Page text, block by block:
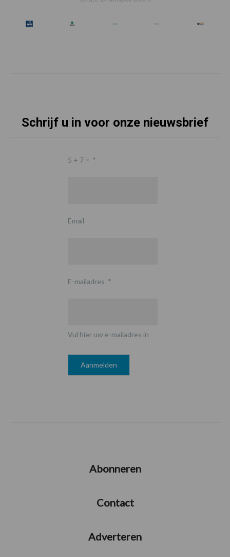
Schrijf u in voor onze nieuwsbrief
5 + 7 = *
Email
E-mailadres *
Vul hier uw e-mailadres in
Abonneren
Contact
Adverteren